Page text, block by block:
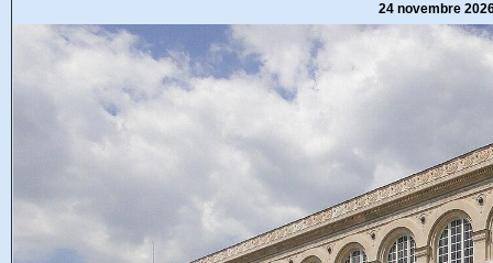
24 novembre